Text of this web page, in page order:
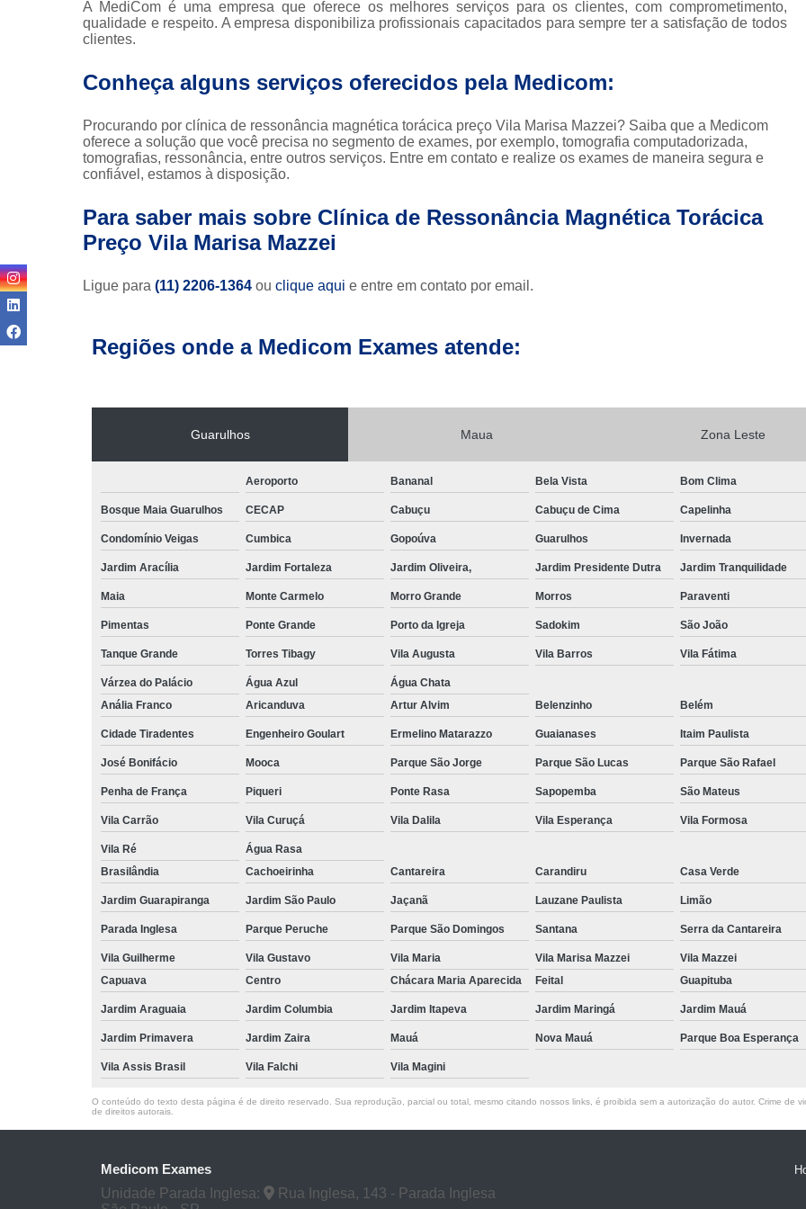
Clínica para Exames de
Clínicas para Exame de Tomografia da Face
Clínicas para Exame de
Clínicas para Exame de
Clínicas para Exames de
Exame Radiológico a Preço
Ressonância Magnética a Preço Popular
Exame de Imagem de
Exame de Imagem de
Exame de Imagem de
Exame de Imagem de
Exame de Imagem
Exame de Imagem Tomografia do Crânio
Ressonância Magnética Abdominal e
Ressonância Magnética de Abdome Superior
Ressonância Magnética do Coração
Ressonância Magnética do Joelho Direito
Ressonância Magnética
Exame de Ressonância Magnética
Tomografia do Crânio com Contraste
Tomografia dos Ossos Temporais
Tomografia Renal
Exame de
Exame de Tomografia
Clínica para Procedimento de
A MediCom é uma empresa que oferece os melhores serviços para os clientes, com comprometimento,
qualidade e respeito. A empresa disponibiliza profissionais capacitados para sempre ter a satisfação de todos
clientes.
Conheça alguns serviços oferecidos pela Medicom:
Procurando por clínica de ressonância magnética torácica preço Vila Marisa Mazzei? Saiba que a Medicom
oferece a solução que você precisa no segmento de exames, por exemplo, tomografia computadorizada,
tomografias, ressonância, entre outros serviços. Entre em contato e realize os exames de maneira segura e
confiável, estamos à disposição.
Para saber mais sobre Clínica de Ressonância Magnética Torácica
Preço Vila Marisa Mazzei
Ligue para (11) 2206-1364 ou clique aqui e entre em contato por email.
Regiões onde a Medicom Exames atende:
Guarulhos Maua Zona Leste
Aeroporto Bananal Bela Vista Bom Clima
Bosque Maia Guarulhos CECAP Cabuçu Cabuçu de Cima Capelinha
Condomínio Veigas Cumbica Gopoúva Guarulhos Invernada
Jardim Aracília Jardim Fortaleza Jardim Oliveira, Jardim Presidente Dutra Jardim Tranquilidade
Maia Monte Carmelo Morro Grande Morros Paraventi
Pimentas Ponte Grande Porto da Igreja Sadokim São João
Tanque Grande Torres Tibagy Vila Augusta Vila Barros Vila Fátima
Várzea do Palácio Água Azul
Água Chata
Anália Franco
Aricanduva Artur Alvim Belenzinho Belém
Cidade Tiradentes Engenheiro Goulart Ermelino Matarazzo Guaianases Itaim Paulista
José Bonifácio Mooca Parque São Jorge Parque São Lucas Parque São Rafael
Penha de França Piqueri Ponte Rasa Sapopemba São Mateus
Vila Carrão Vila Curuçá Vila Dalila Vila Esperança Vila Formosa
Vila Ré
Água Rasa
Brasilândia
Cachoeirinha Cantareira Carandiru Casa Verde
Jardim Guarapiranga Jardim São Paulo Jaçanã Lauzane Paulista Limão
Parada Inglesa Parque Peruche Parque São Domingos Santana Serra da Cantareira
Vila Guilherme Vila Gustavo Vila Maria Vila Marisa Mazzei Vila Mazzei
Capuava
Centro Chácara Maria Aparecida Feital Guapituba
Jardim Araguaia Jardim Columbia Jardim Itapeva Jardim Maringá Jardim Mauá
Jardim Primavera Jardim Zaira Mauá Nova Mauá Parque Boa Esperança
Vila Assis Brasil Vila Falchi Vila Magini
O conteúdo do texto desta página é de direito reservado. Sua reprodução, parcial ou total, mesmo citando nossos links, é proibida sem a autorização do autor. Crime de
de direitos autorais
Medicom Exames
Unidade Parada Inglesa:
Rua Inglesa, 143 - Parada Inglesa